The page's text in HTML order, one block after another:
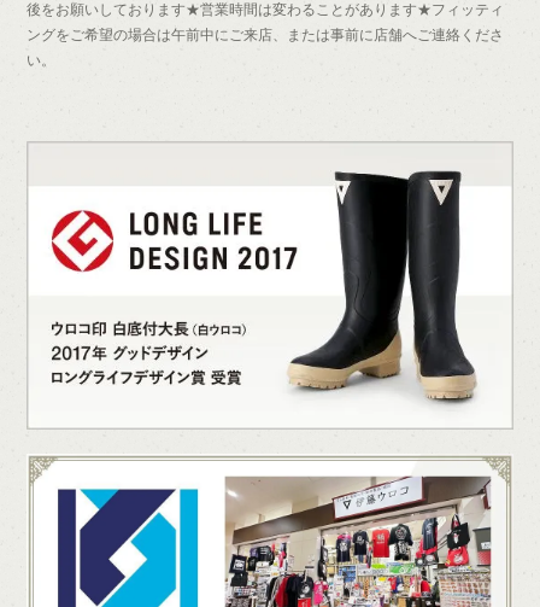
後をお願いしております★営業時間は変わることがあります★フィッティ
ングをご希望の場合は午前中にご来店、または事前に店舗へご連絡くださ
い。